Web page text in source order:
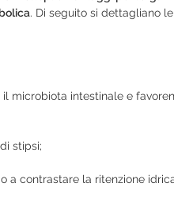
. Di seguito si dettagliano
microbiota intestinale e
stipsi;
a contrastare la ritenzione